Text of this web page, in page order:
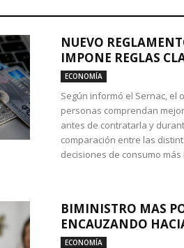
NUEVO
IMPONE REGLAS
ECONOMÍA
Según informó el Sernac, el
personas comprendan
antes de contratarla y
comparación entre las
decisiones de consumo
BIMINISTRO MAS
ENCAUZANDO
ECONOMÍA